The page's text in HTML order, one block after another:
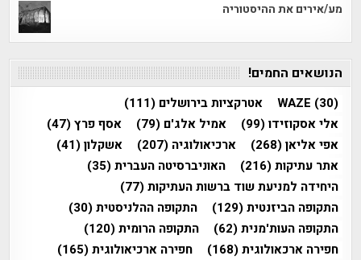
מע/אירים את ההיסטוריה
הנושאים החמים!
WAZE (30) אטרקציות בירושלים (111)
אלי אסקוזידו(99) אמיל אלג'ם (79) אסף פרץ(47)
אפי אליאן(268) ארכיאולוגיה (207) אשקלון(41)
אתר עתיקות(216) האוניברסיטה העברית(35)
היחידה למניעת שוד ברשות העתיקות(77)
התקופה הביזנטית(129) התקופה ההלניסטית(30)
התקופה העות'מנית(62) התקופה הרומית(120)
חפירה ארכאולוגית(168) חפירה ארכיאולוגית(165)